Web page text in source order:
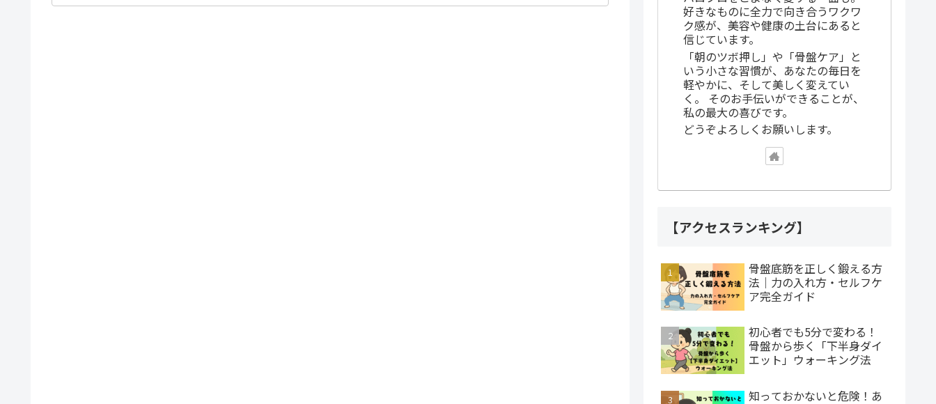
好きなものに全力で向き合うワクワ
ク感が、美容や健康の土台にあると
信じています。
「朝のツボ押し」や「骨盤ケア」と
いう小さな習慣が、あなたの毎日を
軽やかに、そして美しく変えてい
く。 そのお手伝いができることが、
私の最大の喜びです。
どうぞよろしくお願いします。
【アクセスランキング】
骨盤底筋を正しく鍛える方
法｜力の入れ方・セルフケ
ア完全ガイド
初心者でも5分で変わる！
骨盤から歩く「下半身ダイ
エット」ウォーキング法
知っておかないと危険！あ